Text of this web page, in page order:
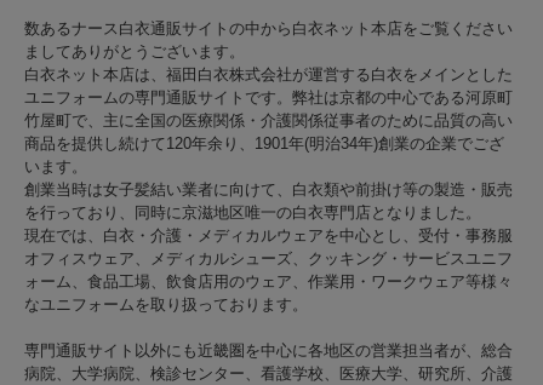
数あるナース白衣通販サイトの中から白衣ネット本店をご覧ください
ましてありがとうございます。
白衣ネット本店は、福田白衣株式会社が運営する白衣をメインとした
ユニフォームの専門通販サイトです。弊社は京都の中心である河原町
竹屋町で、主に全国の医療関係・介護関係従事者のために品質の高い
商品を提供し続けて120年余り、1901年(明治34年)創業の企業でござ
います。
創業当時は女子髪結い業者に向けて、白衣類や前掛け等の製造・販売
を行っており、同時に京滋地区唯一の白衣専門店となりました。
現在では、白衣・介護・メディカルウェアを中心とし、受付・事務服
オフィスウェア、メディカルシューズ、クッキング・サービスユニフ
ォーム、食品工場、飲食店用のウェア、作業用・ワークウェア等様々
なユニフォームを取り扱っております。
専門通販サイト以外にも近畿圏を中心に各地区の営業担当者が、総合
病院、大学病院、検診センター、看護学校、医療大学、研究所、介護